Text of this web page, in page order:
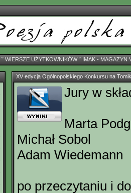
ˇ WIERSZE UŻYTKOWNIKÓWˇ IMAK - MAGAZYN
XV edycja Ogólnopolskiego Konkursu na
Jury w
Marta
Michał Sobol
Adam Wiedemann
po przeczytaniu i